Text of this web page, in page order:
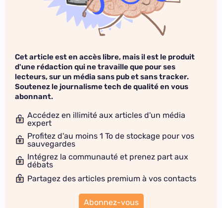
Cet article est en accès libre, mais il est le produit
d'une rédaction qui ne travaille que pour ses
lecteurs, sur un média sans pub et sans tracker.
Soutenez le journalisme tech de qualité en vous
abonnant.
Accédez en illimité aux articles d'un média
expert
Profitez d'au moins 1 To de stockage pour vos
sauvegardes
Intégrez la communauté et prenez part aux
débats
Partagez des articles premium à vos contacts
Abonnez-vous